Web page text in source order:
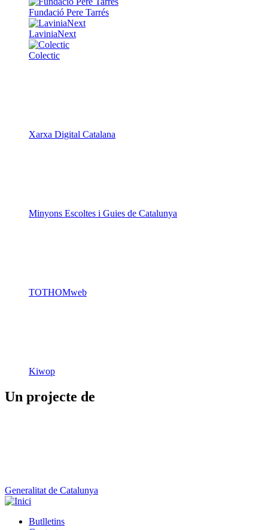
Fundació Pere Tarrés
LaviniaNext
Colectic
Xarxa Digital Catalana
Minyons Escoltes i Guies de Catalunya
TOTHOMweb
Kiwop
Un projecte de
Generalitat de Catalunya
Butlletins